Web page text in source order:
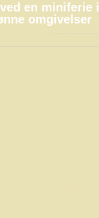
en miniferie i
omgivelser